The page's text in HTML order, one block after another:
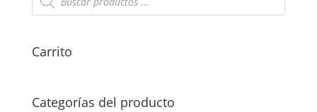
productos
Carrito
Categorías del producto